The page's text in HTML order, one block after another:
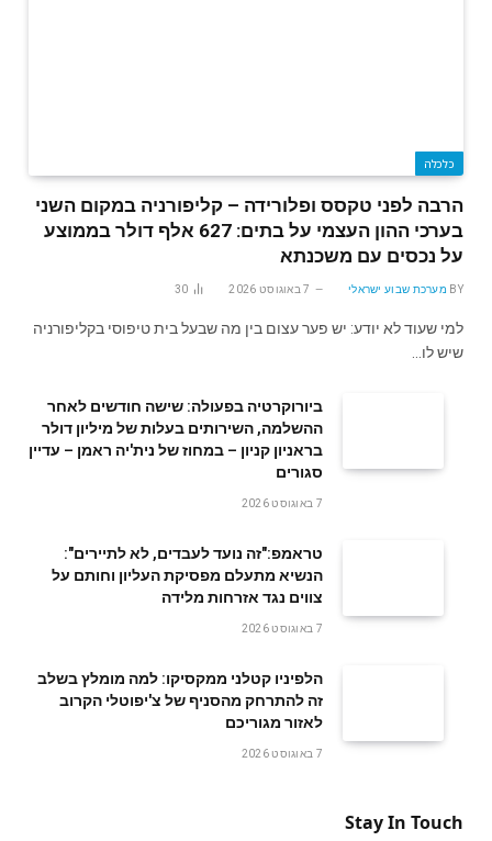
כלכלה
הרבה לפני טקסס ופלורידה – קליפורניה במקום השני
בערכי ההון העצמי על בתים: 627 אלף דולר בממוצע
על נכסים עם משכנתא
BY מערכת שבוע ישראלי 7 באוגוסט 2026 30
למי שעוד לא יודע: יש פער עצום בין מה שבעל בית טיפוסי בקליפורניה
שיש לו…
ביורוקרטיה בפעולה: שישה חודשים לאחר
ההשלמה, השירותים בעלות של מיליון דולר
בראניון קניון – במחוז של נית'יה ראמן – עדיין
סגורים
7 באוגוסט 2026
טראמפ:"זה נועד לעבדים, לא לתיירים":
הנשיא מתעלם מפסיקת העליון וחותם על
צווים נגד אזרחות מלידה
7 באוגוסט 2026
הלפיניו קטלני ממקסיקו: למה מומלץ בשלב
זה להתרחק מהסניף של צ'יפוטלי הקרוב
לאזור מגוריכם
7 באוגוסט 2026
Stay In Touch